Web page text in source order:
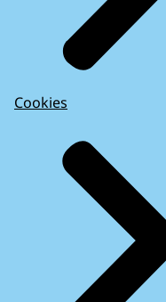
Cookies